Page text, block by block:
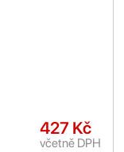
427 Kč
včetně DPH